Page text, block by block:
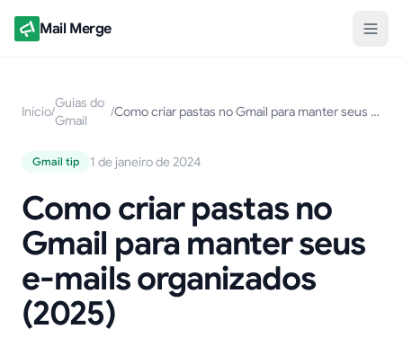
Mail Merge
Início/
Guias do
Gmail
/ Como criar pastas no Gmail para manter seus e-mails organizados (2025)
Gmail tip 1 de janeiro de 2024
Como criar pastas no
Gmail para manter seus
e-mails organizados
(2025)